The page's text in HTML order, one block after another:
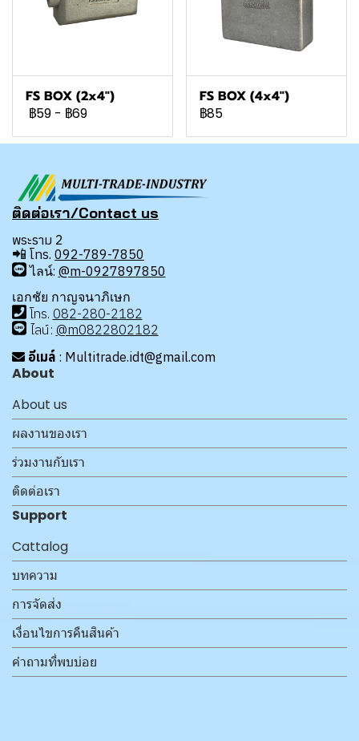
FS BOX (2x4")
฿59 - ฿69
FS BOX (4x4")
฿85
ติดต่อเรา/Contact us
พระราม 2
📲 โทร. 092-789-7850
ไลน์: @m-0927897850
เอกชัย กาญจนาภิเษก
โทร. 082-280-2182
ไลน์: @m0822802182
อีเมล์ : Multitrade.idt@gmail.com
About
About us
ผลงานของเรา
ร่วมงานกับเรา
ติดต่อเรา
Support
Cattalog
บทความ
การจัดส่ง
เงื่อนไขการคืนสินค้า
คำถามที่พบบ่อย